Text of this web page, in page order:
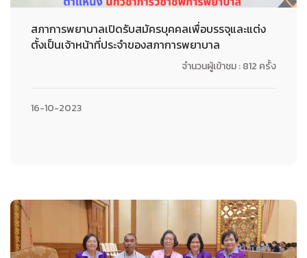
สภาการพยาบาลเปิดรับสมัครบุคคลเพื่อบรรจุและแต่ง
ตั้งเป็นเจ้าหน้าที่ประจำของสภาการพยาบาล
จำนวนผู้เข้าชม : 812 ครั้ง
16-10-2023